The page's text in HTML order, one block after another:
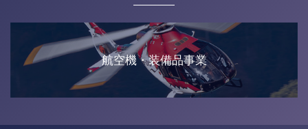
航空機・装備品事業